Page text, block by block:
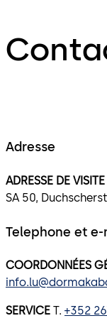
Adresse
ADRESSE DE
SA 50,
Telephone et e-
COORDONNÉES
SERVICE T. +352